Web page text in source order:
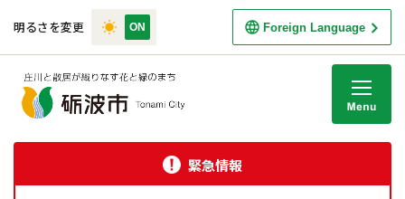
明るさを変更 Foreign Language
緊急情報